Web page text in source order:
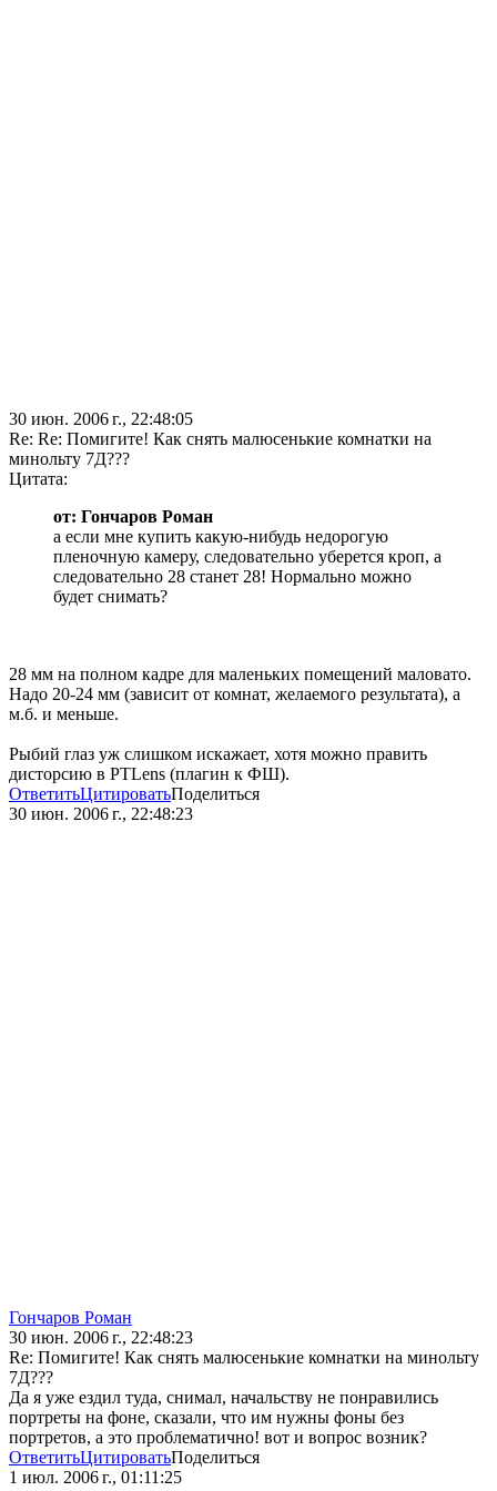
30 июн. 2006 г., 22:48:05
Re: Re: Помигите! Как снять малюсенькие комнатки на
минольту 7Д???
Цитата:
от: Гончаров Роман
а если мне купить какую-нибудь недорогую
пленочную камеру, следовательно уберется кроп, а
следовательно 28 станет 28! Нормально можно
будет снимать?
28 мм на полном кадре для маленьких помещений маловато.
Надо 20-24 мм (зависит от комнат, желаемого результата), а
м.б. и меньше.
Рыбий глаз уж слишком искажает, хотя можно править
дисторсию в PTLens (плагин к ФШ).
ОтветитьЦитироватьПоделиться
30 июн. 2006 г., 22:48:23
Гончаров Роман
30 июн. 2006 г., 22:48:23
Re: Помигите! Как снять малюсенькие комнатки на минольту
7Д???
Да я уже ездил туда, снимал, начальству не понравились
портреты на фоне, сказали, что им нужны фоны без
портретов, а это проблематично! вот и вопрос возник?
ОтветитьЦитироватьПоделиться
1 июл. 2006 г., 01:11:25